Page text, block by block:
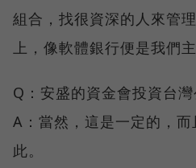
組合，找很資深的人來管
上，像軟體銀行便是我們
Q：安盛的資金會投資台灣
A：當然，這是一定的，
此。